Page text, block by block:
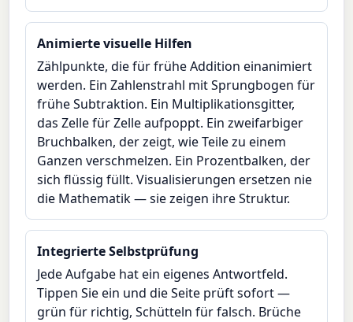
Animierte visuelle Hilfen
Zählpunkte, die für frühe Addition einanimiert
werden. Ein Zahlenstrahl mit Sprungbogen für
frühe Subtraktion. Ein Multiplikationsgitter,
das Zelle für Zelle aufpoppt. Ein zweifarbiger
Bruchbalken, der zeigt, wie Teile zu einem
Ganzen verschmelzen. Ein Prozentbalken, der
sich flüssig füllt. Visualisierungen ersetzen nie
die Mathematik — sie zeigen ihre Struktur.
Integrierte Selbstprüfung
Jede Aufgabe hat ein eigenes Antwortfeld.
Tippen Sie ein und die Seite prüft sofort —
grün für richtig, Schütteln für falsch. Brüche